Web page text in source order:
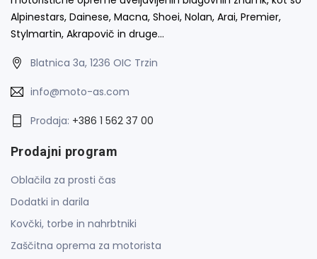
Alpinestars, Dainese, Macna, Shoei, Nolan, Arai, Premier,
Stylmartin, Akrapovič in druge…
Blatnica 3a, 1236 OIC Trzin
info@moto-as.com
Prodaja: +386 1 562 37 00
Prodajni program
Oblačila za prosti čas
Dodatki in darila
Kovčki, torbe in nahrbtniki
Zaščitna oprema za motorista